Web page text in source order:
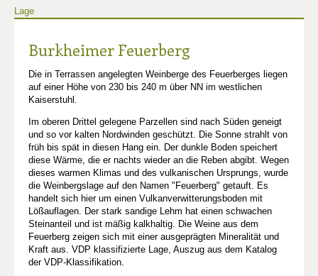
Lage
Burkheimer Feuerberg
Die in Terrassen angelegten Weinberge des Feuerberges liegen
auf einer Höhe von 230 bis 240 m über NN im westlichen
Kaiserstuhl.
Im oberen Drittel gelegene Parzellen sind nach Süden geneigt
und so vor kalten Nordwinden geschützt. Die Sonne strahlt von
früh bis spät in diesen Hang ein. Der dunkle Boden speichert
diese Wärme, die er nachts wieder an die Reben abgibt. Wegen
dieses warmen Klimas und des vulkanischen Ursprungs, wurde
die Weinbergslage auf den Namen "Feuerberg" getauft. Es
handelt sich hier um einen Vulkanverwitterungsboden mit
Lößauflagen. Der stark sandige Lehm hat einen schwachen
Steinanteil und ist mäßig kalkhaltig. Die Weine aus dem
Feuerberg zeigen sich mit einer ausgeprägten Mineralität und
Kraft aus. VDP klassifizierte Lage, Auszug aus dem Katalog
der VDP-Klassifikation.